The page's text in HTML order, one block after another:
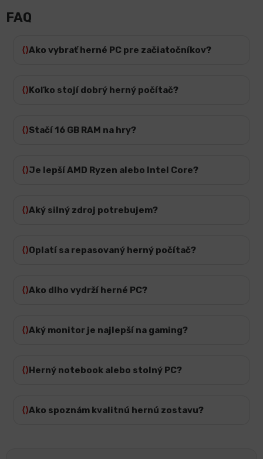
FAQ
Ako vybrať herné PC pre začiatočníkov?
Koľko stojí dobrý herný počítač?
Stačí 16 GB RAM na hry?
Je lepší AMD Ryzen alebo Intel Core?
Aký silný zdroj potrebujem?
Oplatí sa repasovaný herný počítač?
Ako dlho vydrží herné PC?
Aký monitor je najlepší na gaming?
Herný notebook alebo stolný PC?
Ako spoznám kvalitnú hernú zostavu?